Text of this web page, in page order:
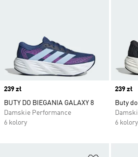
Price
239 zł
BUTY DO BIEGANIA GALAXY 8
Damskie Performance
6 kolory
Price
239 zł
Buty
6 kolory